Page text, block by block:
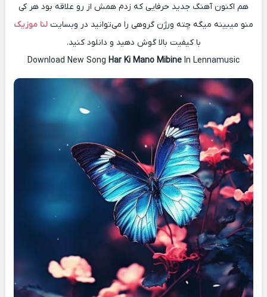
هم اکنون آهنگ جدید حرفایی که زدم همش از رو علاقه بود هر کی
منو میبینه میگه چته ورژن گروهی را می‌توانید در وبسایت لنا موزیک
با کیفیت بالا گوش دهید و دانلود کنید.
Download New Song Har Ki Mano Mibine In Lennamusic